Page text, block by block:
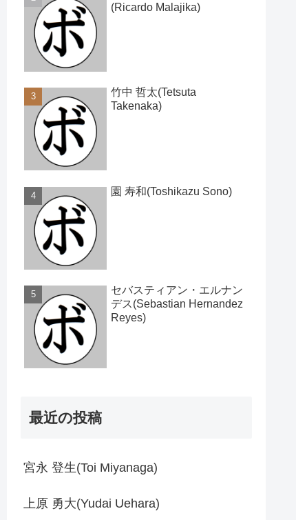
(Ricardo Malajika)
竹中 哲太(Tetsuta
Takenaka)
園 寿和(Toshikazu Sono)
セバスティアン・エルナン
デス(Sebastian Hernandez
Reyes)
最近の投稿
宮永 登生(Toi Miyanaga)
上原 勇大(Yudai Uehara)